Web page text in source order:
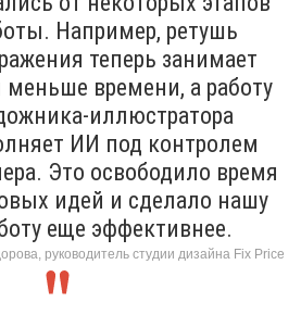
Например, ретушь
теперь занимает
меньше времени, а работу
иллюстратора
ИИ под контролем
Это освободило время
идей и сделало нашу
еще эффективнее.
руководитель студии дизайна Fix Price